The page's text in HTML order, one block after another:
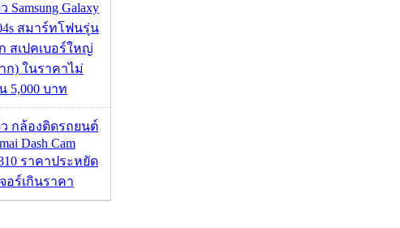
Samsung Galaxy
สมาร์ทโฟนรุ่น
สเปคเบอร์ใหญ่
ก) ในราคาไม่
5,000 บาท
กล้องติดรถยนต์
Dash Cam
ราคาประหยัด
อร์เกินราคา